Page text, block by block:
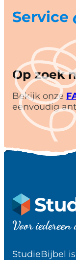
Service
Op zoek
Bekijk onze
eenvoudig
Voor
StudieBijbel